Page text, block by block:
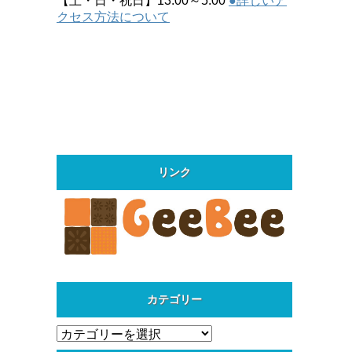
クセス方法について
リンク
カテゴリー
カ
テ